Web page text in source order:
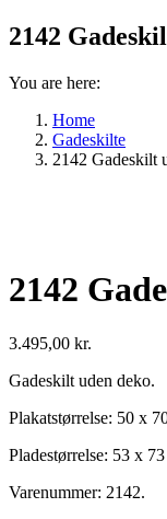
2142
You are here:
Home
Gadeskilte
2142 Gadeskilt
2142
3.495,00 kr.
Gadeskilt uden deko.
Plakatstørrelse: 50 x
Pladestørrelse: 53 x
Varenummer: 2142.